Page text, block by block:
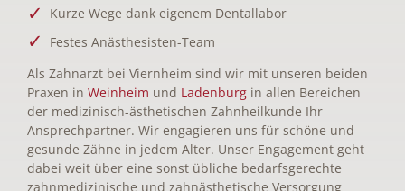
Kurze Wege dank eigenem Dentallabor
Festes Anästhesisten-Team
Als Zahnarzt bei Viernheim sind wir mit unseren beiden
Praxen in Weinheim und Ladenburg in allen Bereichen
der medizinisch-ästhetischen Zahnheilkunde Ihr
Ansprechpartner. Wir engagieren uns für schöne und
gesunde Zähne in jedem Alter. Unser Engagement geht
dabei weit über eine sonst übliche bedarfsgerechte
zahnmedizinische und zahnästhetische Versorgung